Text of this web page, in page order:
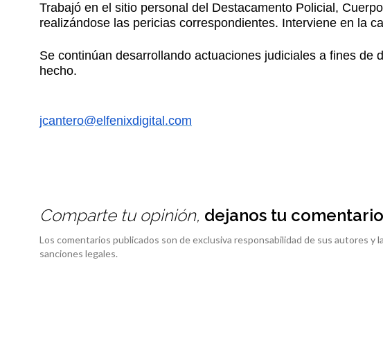
Trabajó en el sitio personal del Destacamento Policial,
realizándose las pericias correspondientes. Interviene en la
Se continúan desarrollando actuaciones judiciales a fines de
hecho.
jcantero@elfenixdigital.com
Comparte tu opinión, dejanos tu comentario
Los comentarios publicados son de exclusiva responsabilidad de sus autores y
sanciones legales.